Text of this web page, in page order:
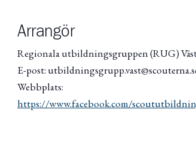
Arrangör
Regionala utbildningsgruppen (RUG)
E-post:
Webbplats:
https://www.facebook.com/